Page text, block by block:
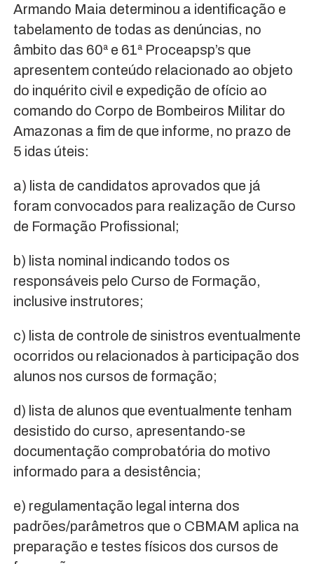
Armando Maia determinou a identificação e
tabelamento de todas as denúncias, no
âmbito das 60ª e 61ª Proceapsp’s que
apresentem conteúdo relacionado ao objeto
do inquérito civil e expedição de ofício ao
comando do Corpo de Bombeiros Militar do
Amazonas a fim de que informe, no prazo de
5 idas úteis:
a) lista de candidatos aprovados que já
foram convocados para realização de Curso
de Formação Profissional;
b) lista nominal indicando todos os
responsáveis pelo Curso de Formação,
inclusive instrutores;
c) lista de controle de sinistros eventualmente
ocorridos ou relacionados à participação dos
alunos nos cursos de formação;
d) lista de alunos que eventualmente tenham
desistido do curso, apresentando-se
documentação comprobatória do motivo
informado para a desistência;
e) regulamentação legal interna dos
padrões/parâmetros que o CBMAM aplica na
preparação e testes físicos dos cursos de